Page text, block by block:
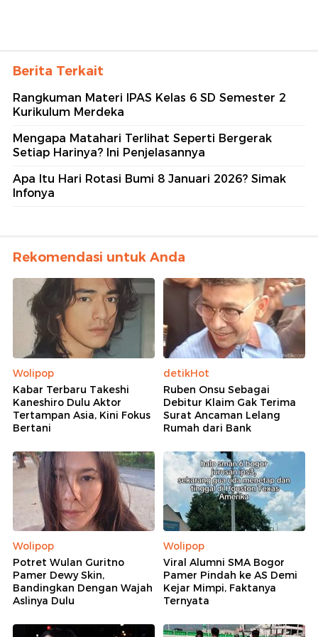
Berita Terkait
Rangkuman Materi IPAS Kelas 6 SD Semester 2
Kurikulum Merdeka
Mengapa Matahari Terlihat Seperti Bergerak
Setiap Harinya? Ini Penjelasannya
Apa Itu Hari Rotasi Bumi 8 Januari 2026? Simak
Infonya
Rekomendasi untuk Anda
Wolipop
Kabar Terbaru Takeshi
Kaneshiro Dulu Aktor
Tertampan Asia, Kini Fokus
Bertani
detikHot
Ruben Onsu Sebagai
Debitur Klaim Gak Terima
Surat Ancaman Lelang
Rumah dari Bank
Wolipop
Potret Wulan Guritno
Pamer Dewy Skin,
Bandingkan Dengan Wajah
Aslinya Dulu
Wolipop
Viral Alumni SMA Bogor
Pamer Pindah ke AS Demi
Kejar Mimpi, Faktanya
Ternyata